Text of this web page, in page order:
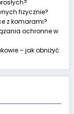
fizycznie?
z komarami?
ochronne w
– jak obniżyć